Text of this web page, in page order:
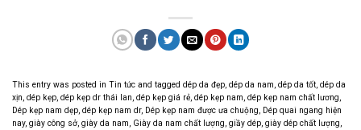
This entry was posted in Tin tức and tagged dép da đẹp, dép da nam, dép da tốt, dép da
xịn, dép kẹp, dép kẹp dr thái lan, dép kẹp giá rẻ, dép kẹp nam, dép kẹp nam chất lương,
Dép kẹp nam dẹp, dép kẹp nam dr, Dép kẹp nam được ưa chuộng, Dép quai ngang hiện
nay, giày công sở, giày da nam, Giày da nam chất lượng, giầy dép, giày dép chất lượng,